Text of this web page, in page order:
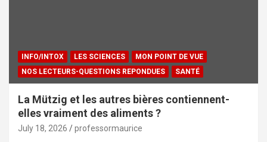
INFO/INTOX LES SCIENCES
MON POINT DE VUE
NOS LECTEURS-QUESTIONS REPONDUES
SANTÉ
La Mützig et les autres bières contiennent-
elles vraiment des aliments ?
July 18, 2026 professormaurice